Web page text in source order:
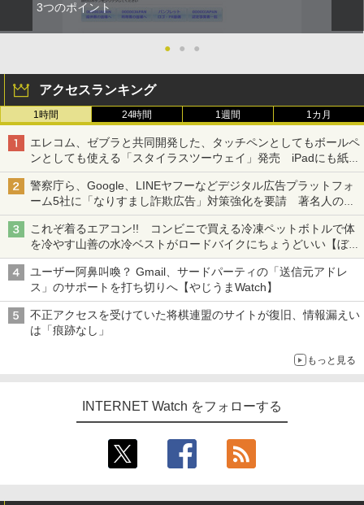
3つのポイント
● ● ●
アクセスランキング
1時間 24時間 1週間 1カ月
エレコム、ゼブラと共同開発した、タッチペンとしてもボールペ
ンとしても使える「スタイラスツーウェイ」発売 iPadにも紙に
も、持ち替えずに書き込める
警察庁ら、Google、LINEヤフーなどデジタル広告プラットフォ
ーム5社に「なりすまし詐欺広告」対策強化を要請 著名人の写
真や映像を使った投資詐欺などへの対策として
これぞ着るエアコン!! コンビニで買える冷凍ペットボトルで体
を冷やす山善の水冷ベストがロードバイクにちょうどいい【ぼっ
ち・ざ・ろーど！その14】【空いた時間でなにしてる？】
ユーザー阿鼻叫喚？ Gmail、サードパーティの「送信元アドレ
ス」のサポートを打ち切りへ【やじうまWatch】
不正アクセスを受けていた将棋連盟のサイトが復旧、情報漏えい
は「痕跡なし」
もっと見る
INTERNET Watch をフォローする